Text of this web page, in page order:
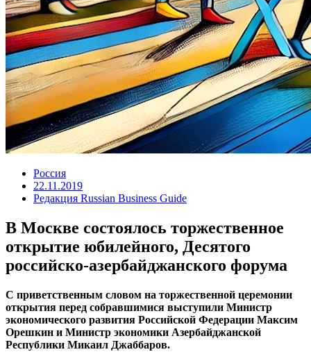
Россия
22.11.2019
Редакция Russian Business Guide
В Москве состоялось торжественное
открытие юбилейного, Десятого
российско-азербайджанского форума
С приветственным словом на торжественной церемонии
открытия перед собравшимися выступили Министр
экономического развития Российской Федерации Максим
Орешкин и Министр экономики Азербайджанской
Республики Микаил Джаббаров.